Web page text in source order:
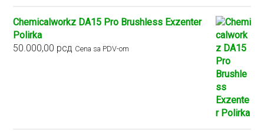
Chemicalworkz DA15 Pro Brushless Exzenter
Polirka
50.000,00 рсд Cena sa PDV-om